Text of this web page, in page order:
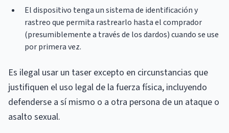
El dispositivo tenga un sistema de identificación y
rastreo que permita rastrearlo hasta el comprador
(presumiblemente a través de los dardos) cuando se use
por primera vez.
Es ilegal usar un taser excepto en circunstancias que
justifiquen el uso legal de la fuerza física, incluyendo
defenderse a sí mismo o a otra persona de un ataque o
asalto sexual.